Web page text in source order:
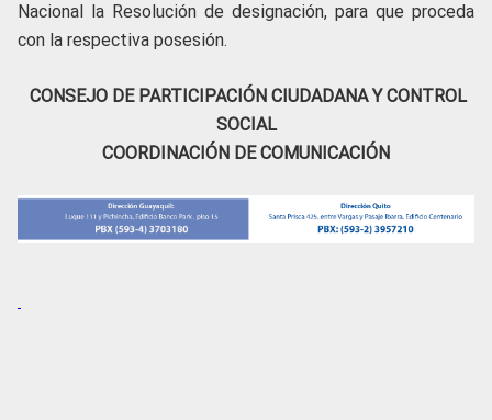
Nacional la Resolución de designación, para que proceda
con la respectiva posesión.
CONSEJO DE PARTICIPACIÓN CIUDADANA Y CONTROL
SOCIAL
COORDINACIÓN DE COMUNICACIÓN